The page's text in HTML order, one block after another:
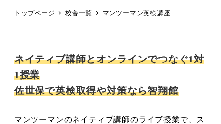
トップページ 校舎一覧 マンツーマン英検講座
ネイティブ講師とオンラインでつなぐ1対
1授業
佐世保で英検取得や対策なら智翔館
マンツーマンのネイティブ講師のライブ授業で、ス